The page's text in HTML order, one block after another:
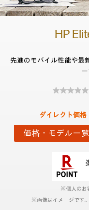
HP
先進のモバイル性能や最
価格・モデル一
※個人のお
※画像はイメージです